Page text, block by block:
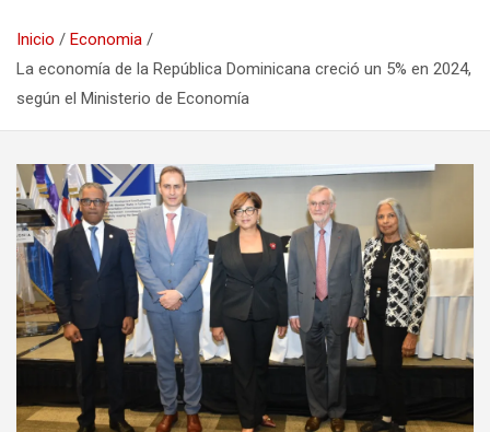
Inicio
Economia
La economía de la República Dominicana creció un 5% en 2024,
según el Ministerio de Economía